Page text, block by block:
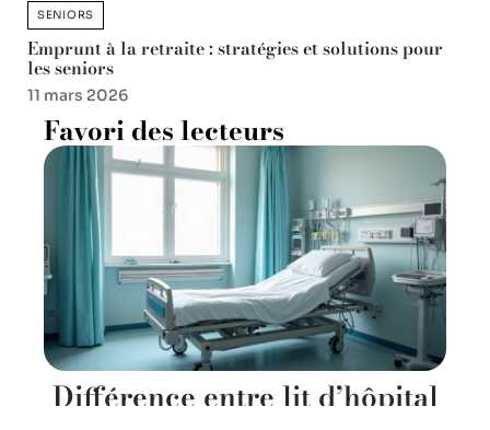
SENIORS
Emprunt à la retraite : stratégies et solutions pour
les seniors
11 mars 2026
Favori des lecteurs
Différence entre lit d’hôpital